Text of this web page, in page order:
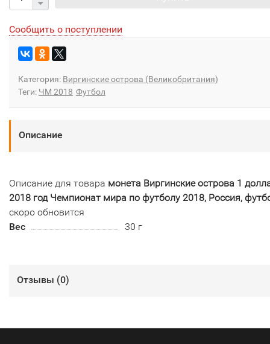
Сообщить о поступлении
Категория: Виргинские острова (Великобритания)
Теги: ЧМ 2018 Футбол
Описание
Описание для товара монета Виргинские острова 1
2018 год Чемпионат мира по футболу 2018, Россия,
скоро обновится
Вес
30 г
Отзывы (0)